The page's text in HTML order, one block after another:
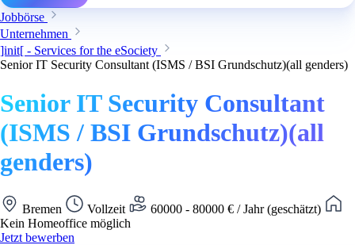
Jobbörse
Unternehmen
]init[ - Services for the eSociety
Senior IT Security Consultant (ISMS / BSI Grundschutz)(all genders)
Senior IT Security Consultant
(ISMS / BSI Grundschutz)(all
genders)
Bremen Vollzeit
60000 - 80000 € / Jahr (geschätzt)
Kein Homeoffice möglich
Jetzt bewerben